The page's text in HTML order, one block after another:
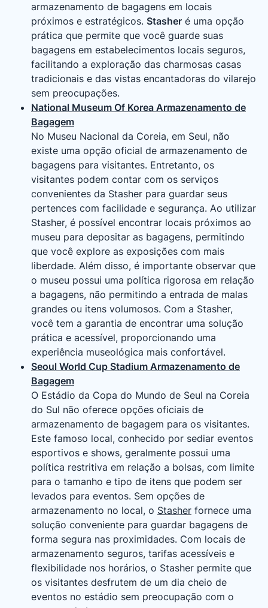
armazenamento de bagagens em locais
próximos e estratégicos. Stasher é uma opção
prática que permite que você guarde suas
bagagens em estabelecimentos locais seguros,
facilitando a exploração das charmosas casas
tradicionais e das vistas encantadoras do vilarejo
sem preocupações.
National Museum Of Korea Armazenamento de
Bagagem
No Museu Nacional da Coreia, em Seul, não
existe uma opção oficial de armazenamento de
bagagens para visitantes. Entretanto, os
visitantes podem contar com os serviços
convenientes da Stasher para guardar seus
pertences com facilidade e segurança. Ao utilizar
Stasher, é possível encontrar locais próximos ao
museu para depositar as bagagens, permitindo
que você explore as exposições com mais
liberdade. Além disso, é importante observar que
o museu possui uma política rigorosa em relação
a bagagens, não permitindo a entrada de malas
grandes ou itens volumosos. Com a Stasher,
você tem a garantia de encontrar uma solução
prática e acessível, proporcionando uma
experiência museológica mais confortável.
Seoul World Cup Stadium Armazenamento de
Bagagem
O Estádio da Copa do Mundo de Seul na Coreia
do Sul não oferece opções oficiais de
armazenamento de bagagem para os visitantes.
Este famoso local, conhecido por sediar eventos
esportivos e shows, geralmente possui uma
política restritiva em relação a bolsas, com limite
para o tamanho e tipo de itens que podem ser
levados para eventos. Sem opções de
armazenamento no local, o Stasher fornece uma
solução conveniente para guardar bagagens de
forma segura nas proximidades. Com locais de
armazenamento seguros, tarifas acessíveis e
flexibilidade nos horários, o Stasher permite que
os visitantes desfrutem de um dia cheio de
eventos no estádio sem preocupação com o